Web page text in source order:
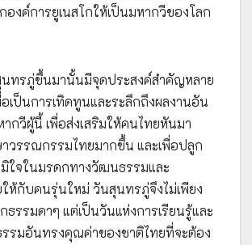
องค์การยูเนสโกให้เป็นมหากวีของโลก
นทรภู่ขึ้นมานั้นมีจุดประสงค์สำคัญหลาย
เป็นการเทิดทูนและระลึกถึงผลงานอัน
กวีผู้นี้ เพื่อส่งเสริมให้คนไทยหันมา
วรรณกรรมไทยมากขึ้น และเพื่อปลูก
ใจในมรดกทางวัฒนธรรมและ
กับคนรุ่นใหม่ วันสุนทรภู่จึงไม่เพียง
ธรรมดาๆ แต่เป็นวันแห่งการเรียนรู้และ
รมอันทรงคุณค่าของชาติไทยที่จะต้อง